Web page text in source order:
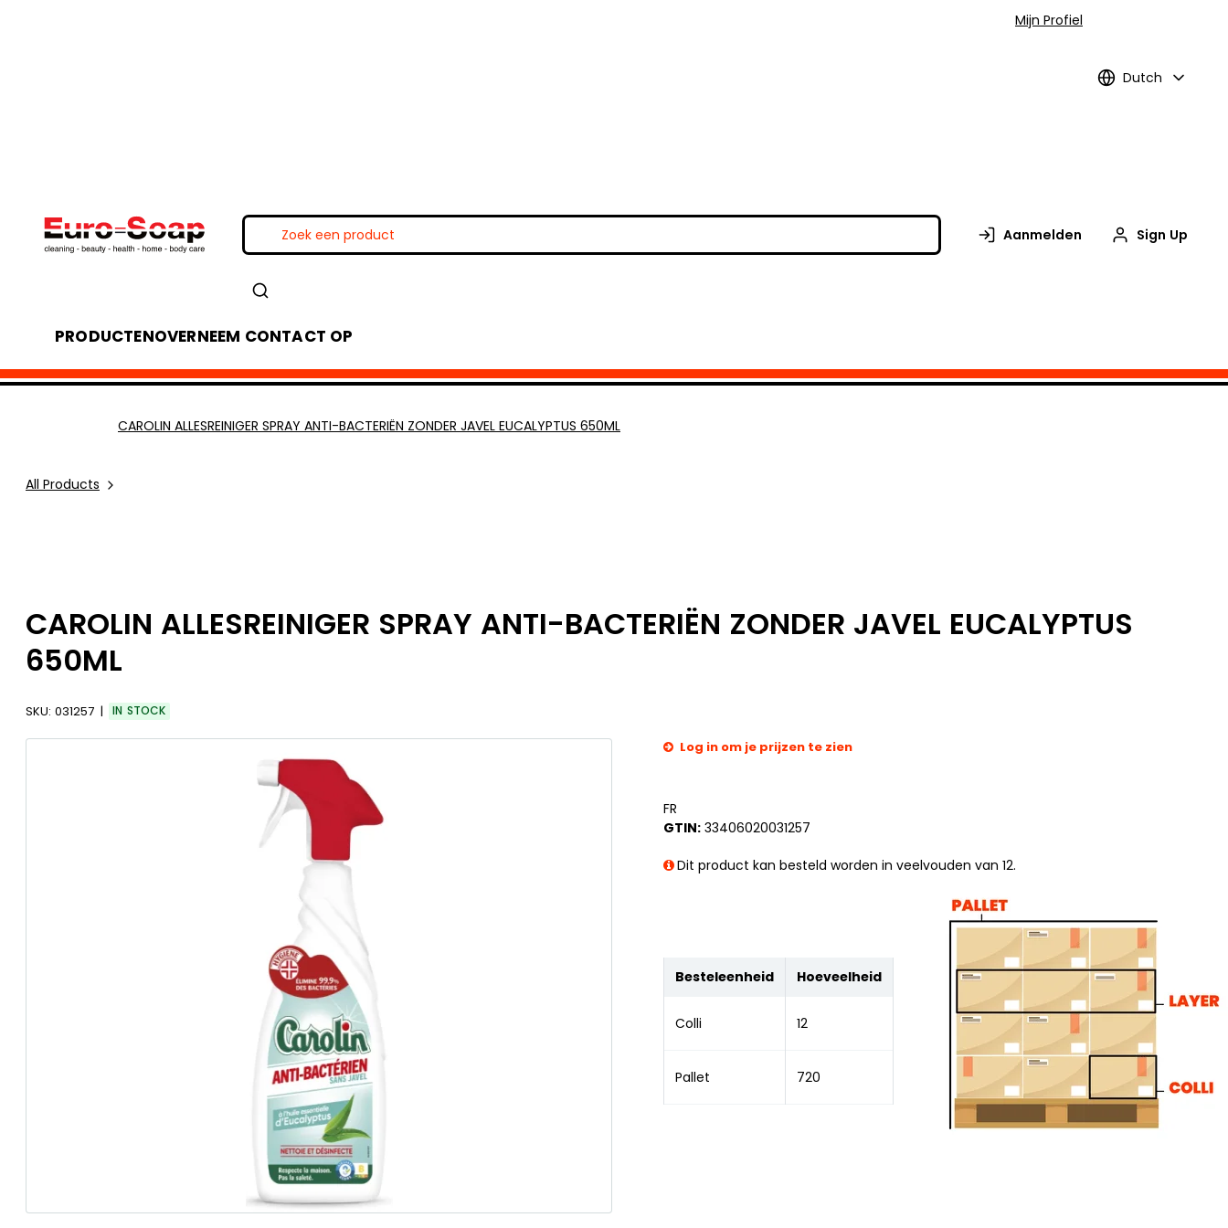
Mijn Profiel
Dutch
Aanmelden Sign Up
PRODUCTENOVERNEEM CONTACT OP
All Products
CAROLIN ALLESREINIGER SPRAY ANTI-BACTERIËN ZONDER JAVEL EUCALYPTUS 650ML
CAROLIN ALLESREINIGER SPRAY ANTI-BACTERIËN ZONDER JAVEL EUCALYPTUS
650ML
SKU: 031257 IN STOCK
Log in om je prijzen te zien
FR
GTIN: 33406020031257
Dit product kan besteld worden in veelvouden van 12.
Besteleenheid Hoeveelheid
Colli 12
Pallet 720